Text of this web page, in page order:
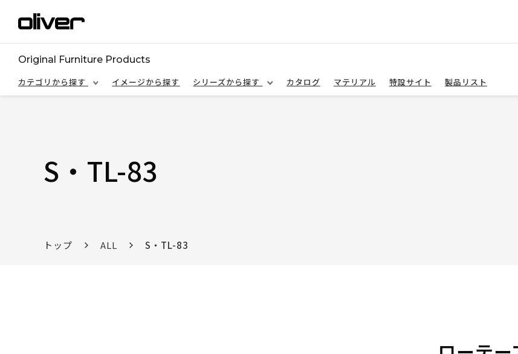
Original Furniture Products
カテゴリから探す
イメージから探す シリーズから探す カタログ マテリアル 特設サイト 製品リスト
S・TL-83
トップ ALL S・TL-83